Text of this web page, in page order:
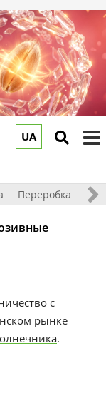
UA
Переробка
с
рынке
.